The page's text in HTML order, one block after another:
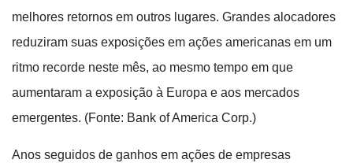
melhores retornos em outros lugares. Grandes alocadores
reduziram suas exposições em ações americanas em um
ritmo recorde neste mês, ao mesmo tempo em que
aumentaram a exposição à Europa e aos mercados
emergentes. (Fonte: Bank of America Corp.)
Anos seguidos de ganhos em ações de empresas